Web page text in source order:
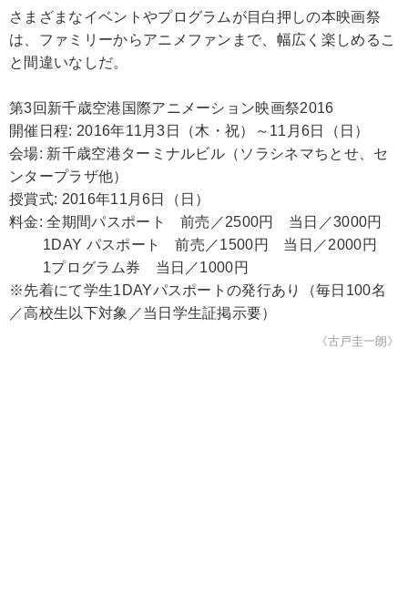
さまざまなイベントやプログラムが目白押しの本映画祭
は、ファミリーからアニメファンまで、幅広く楽しめるこ
と間違いなしだ。
第3回新千歳空港国際アニメーション映画祭2016
開催日程: 2016年11月3日（木・祝）～11月6日（日）
会場: 新千歳空港ターミナルビル（ソラシネマちとせ、セ
ンタープラザ他）
授賞式: 2016年11月6日（日）
料金: 全期間パスポート 前売／2500円 当日／3000円
1DAY パスポート 前売／1500円 当日／2000円
1プログラム券 当日／1000円
※先着にて学生1DAYパスポートの発行あり（毎日100名
／高校生以下対象／当日学生証掲示要）
《古戸圭一朗》